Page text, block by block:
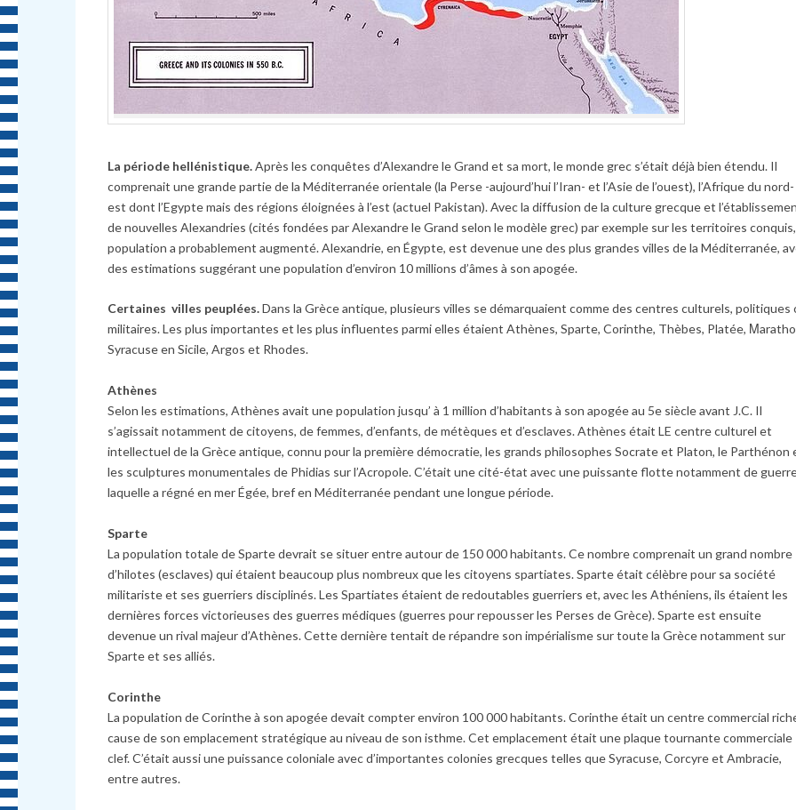
La période hellénistique.Après les conquêtes d’Alexandre le Grand et sa mort, le monde grec s’était déjà bien étendu. Il
comprenait une grande partie de la Méditerranée orientale (la Perse -aujourd’hui l’Iran- et l’Asie de l’ouest), l’Afrique du nord-
est dont l’Egypte mais des régions éloignées à l’est (actuel Pakistan). Avec la diffusion de la culture grecque et
de nouvelles Alexandries (cités fondées par Alexandre le Grand selon le modèle grec) par exemple sur les territoires
population a probablement augmenté. Alexandrie, en Égypte, est devenue une des plus grandes villes de la Méditerranée,
des estimations suggérant une population d’environ 10 millions d’âmes à son apogée.
Certaines villes peuplées.Dans la Grèce antique, plusieurs villes se démarquaient comme des centres culturels, politiques
militaires. Les plus importantes et les plus influentes parmi elles étaient Athènes, Sparte, Corinthe, Thèbes, Platée,
Syracuse en Sicile, Argos et Rhodes.
Athènes
Selon les estimations, Athènes avait une population jusqu’ à 1 million d’habitants à son apogée au 5e siècle avant J.C. Il
s’agissait notamment de citoyens, de femmes, d’enfants, de métèques et d’esclaves. Athènes était LE centre culturel et
intellectuel de la Grèce antique, connu pour la première démocratie, les grands philosophes Socrate et Platon, le Parthénon
les sculptures monumentales de Phidias sur l’Acropole. C’était une cité-état avec une puissante flotte notamment de
laquelle a régné en mer Égée, bref en Méditerranée pendant une longue période.
Sparte
La population totale de Sparte devrait se situer entre autour de 150 000 habitants. Ce nombre comprenait un grand nombre
d’hilotes (esclaves) qui étaient beaucoup plus nombreux que les citoyens spartiates. Sparte était célèbre pour sa société
militariste et ses guerriers disciplinés. Les Spartiates étaient de redoutables guerriers et, avec les Athéniens, ils étaient les
dernières forces victorieuses des guerres médiques (guerres pour repousser les Perses de Grèce). Sparte est ensuite
devenue un rival majeur d’Athènes. Cette dernière tentait de répandre son impérialisme sur toute la Grèce notamment sur
Sparte et ses alliés.
Corinthe
La population de Corinthe à son apogée devait compter environ 100 000 habitants. Corinthe était un centre commercial
cause de son emplacement stratégique au niveau de son isthme. Cet emplacement était une plaque tournante commerciale
clef. C’était aussi une puissance coloniale avec d’importantes colonies grecques telles que Syracuse, Corcyre et Ambracie,
entre autres.